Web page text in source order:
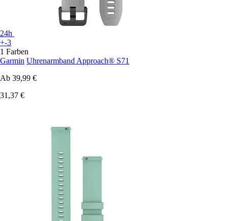
24h
+-3
1 Farben
Garmin Uhrenarmband Approach® S71
Ab 39,99 €
31,37 €